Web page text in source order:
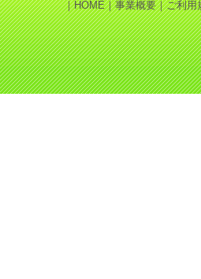
｜HOME｜事業概要｜ご利用